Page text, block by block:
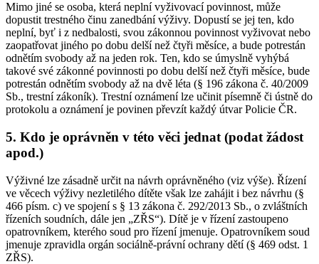
Mimo jiné se osoba, která neplní vyživovací povinnost, může
dopustit trestného činu zanedbání výživy. Dopustí se jej ten, kdo
neplní, byť i z nedbalosti, svou zákonnou povinnost vyživovat nebo
zaopatřovat jiného po dobu delší než čtyři měsíce, a bude potrestán
odnětím svobody až na jeden rok. Ten, kdo se úmyslně vyhýbá
takové své zákonné povinnosti po dobu delší než čtyři měsíce, bude
potrestán odnětím svobody až na dvě léta (§ 196 zákona č. 40/2009
Sb., trestní zákoník). Trestní oznámení lze učinit písemně či ústně do
protokolu a oznámení je povinen převzít každý útvar Policie ČR.
5. Kdo je oprávněn v této věci jednat (podat žádost
apod.)
Výživné lze zásadně určit na návrh oprávněného (viz výše). Řízení
ve věcech výživy nezletilého dítěte však lze zahájit i bez návrhu (§
466 písm. c) ve spojení s § 13 zákona č. 292/2013 Sb., o zvláštních
řízeních soudních, dále jen „ZŘS“). Dítě je v řízení zastoupeno
opatrovníkem, kterého soud pro řízení jmenuje. Opatrovníkem soud
jmenuje zpravidla orgán sociálně-právní ochrany dětí (§ 469 odst. 1
ZŘS).